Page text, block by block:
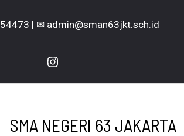
| ✉ admin@sman63jkt.sch.id
Instagram
SMA NEGERI 63 JAKARTA